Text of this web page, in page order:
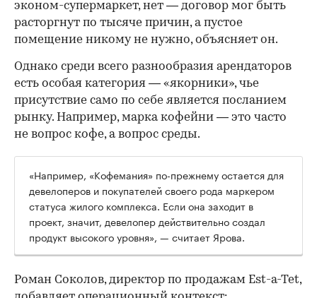
эконом-супермаркет, нет — договор мог быть
расторгнут по тысяче причин, а пустое
помещение никому не нужно, объясняет он.
Однако среди всего разнообразия арендаторов
есть особая категория — «якорники», чье
присутствие само по себе является посланием
рынку. Например, марка кофейни — это часто
не вопрос кофе, а вопрос среды.
«Например, «Кофемания» по-прежнему остается для
девелоперов и покупателей своего рода маркером
статуса жилого комплекса. Если она заходит в
проект, значит, девелопер действительно создал
продукт высокого уровня», — считает Ярова.
Роман Соколов, директор по продажам Est-a-Tet,